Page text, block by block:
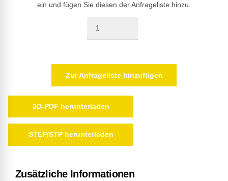
ein und fügen Sie diesen der Anfrageliste hinzu.
Zur Anfrageliste hinzufügen
3D-PDF herunterladen
STEP/STP herunterladen
Zusätzliche Informationen